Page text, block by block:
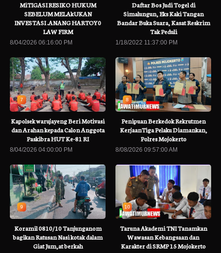
MiTIGASI RESIKO HUKUM
SEBELUM MELAkUKAN
INVESTASI .ANANG HARTOY0
LAW FIRM
8/04/2026 06:16:00 PM
Daftar Bos Judi Togel di
Simalungun, Eks Kaki Tangan
Bandar Buka Suara, Kasat Reskrim
Tak Peduli
1/18/2022 11:37:00 PM
7
Kapolsek warujayeng Beri Motivasi
dan Arahan kepada Calon Anggota
Paskibra HUT Ke-81 RI
8/04/2026 04:00:00 PM
8
Penipuan Berkedok Rekrutmen
KerjaanTiga Pelaku Diamankan,
Polres Mojokerto
8/08/2026 09:57:00 AM
9
Koramil 0810/10 Tanjunganom
bagikan Ratusan Nasi kotak dalam
Giat Jum,at berkah
10
Taruna Akademi TNI Tanamkan
Wawasan Kebangsaan dan
Karakter di SRMP 15 Mojokerto